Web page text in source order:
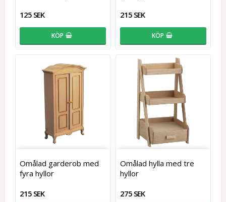
125 SEK
KÖP
215 SEK
KÖP
Omålad garderob med
fyra hyllor
215 SEK
Omålad hylla med tre
hyllor
275 SEK